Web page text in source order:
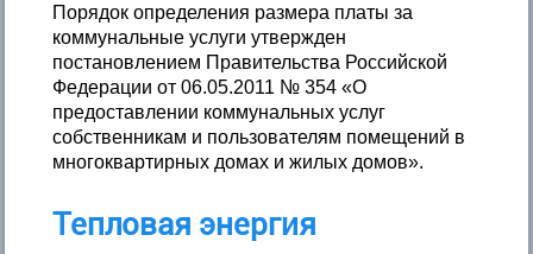
Порядок определения размера платы за
коммунальные услуги утвержден
постановлением Правительства Российской
Федерации от 06.05.2011 № 354 «О
предоставлении коммунальных услуг
собственникам и пользователям помещений в
многоквартирных домах и жилых домов».
Тепловая энергия